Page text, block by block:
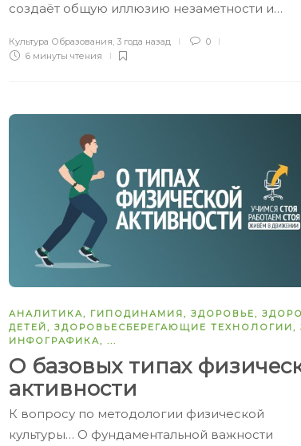
создаёт общую иллюзию незаметности и…
Культура Образования, 3 года назад
0
6 минуты чтения
АНАЛИТИКА, ГИПОДИНАМИЯ, ЗДОРОВЬЕ,
ДЕТЕЙ, ЗДОРОВЬЕСБЕРЕГАЮЩИЕ ТЕХНОЛОГИИ,
ИНФОГРАФИКА, ...
О базовых типах
активности
К вопросу по методологии физической
культуры… О фундаментальной важности